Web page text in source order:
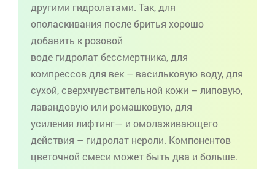
другими гидролатами. Так, для
ополаскивания после бритья хорошо
добавить к розовой
воде гидролатбессмертника, для
компрессов для век – васильковую воду, для
сухой, сверхчувствительной кожи – липовую,
лавандовую или ромашковую, для
усиления лифтинг— и омолаживающего
действия – гидролат нероли. Компонентов
цветочной смеси может быть два и больше.